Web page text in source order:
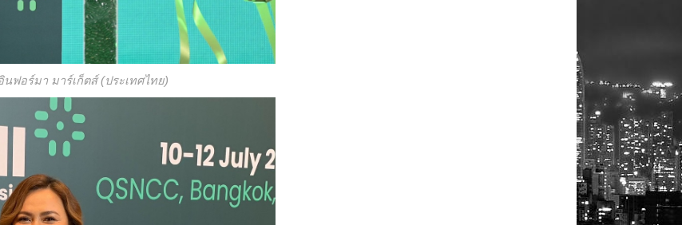
ฟอร์มา มาร์เก็ตส์ (ประเทศไทย)